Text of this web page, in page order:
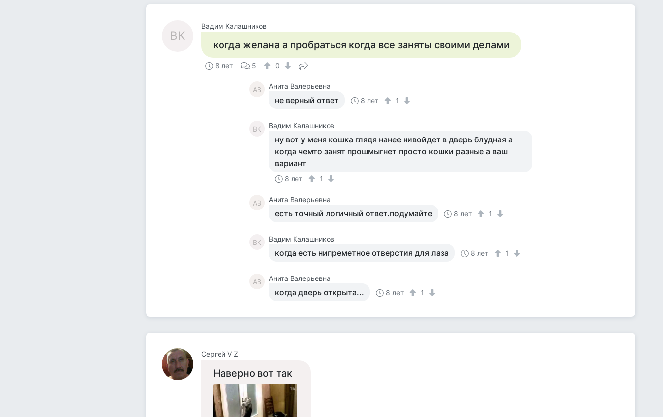
ВК
Вадим Калашников
когда желана а пробраться когда все заняты своими делами
8 лет 5 0
АВ Анита Валерьевна
не верный ответ 8 лет 1
ВК Вадим Калашников
ну вот у меня кошка глядя нанее нивойдет в дверь блудная а
когда чемто занят прошмыгнет просто кошки разные а ваш
вариант
8 лет 1
АВ Анита Валерьевна
есть точный логичный ответ.подумайте 8 лет 1
ВК Вадим Калашников
когда есть нипреметное отверстия для лаза 8 лет 1
АВ Анита Валерьевна
когда дверь открыта... 8 лет 1
Сергей V Z
Наверно вот так